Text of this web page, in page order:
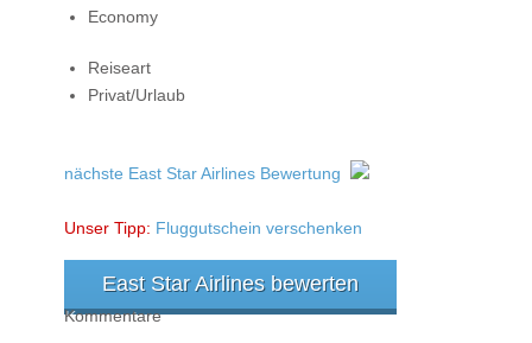
Economy
Reiseart
Privat/Urlaub
nächste East Star Airlines Bewertung
Unser Tipp: Fluggutschein verschenken
East Star Airlines bewerten
Kommentare